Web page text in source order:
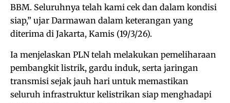
BBM. Seluruhnya telah kami cek dan dalam kondisi
siap,” ujar Darmawan dalam keterangan yang
diterima di Jakarta, Kamis (19/3/26).
Ia menjelaskan PLN telah melakukan pemeliharaan
pembangkit listrik, gardu induk, serta jaringan
transmisi sejak jauh hari untuk memastikan
seluruh infrastruktur kelistrikan siap menghadapi